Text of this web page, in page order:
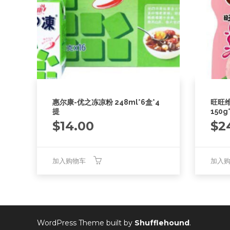
惠尔康-优之冻凉粉 248ml*6盒*4
提
$14.00
加入购物车
旺旺
$
加入
WordPress Theme built by Shufflehound.